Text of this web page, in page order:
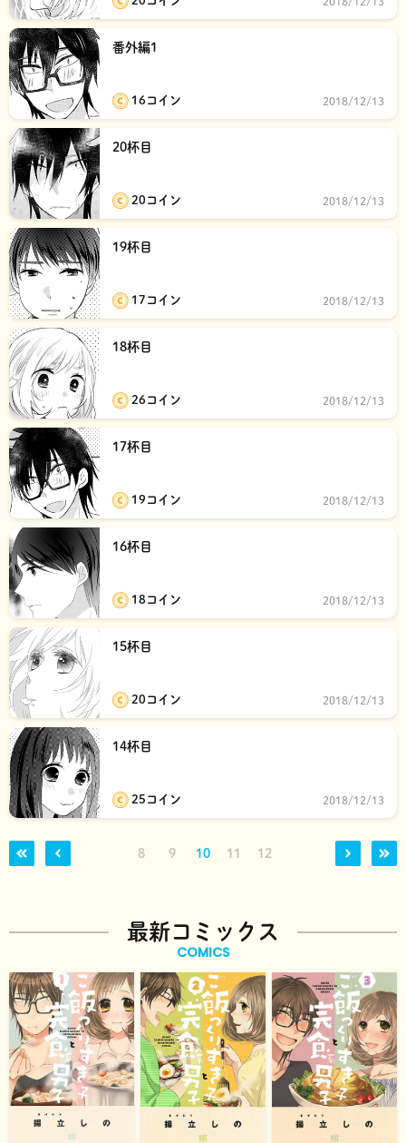
番外編1
16コイン 2018/12/13
20杯目
20コイン 2018/12/13
19杯目
17コイン 2018/12/13
18杯目
26コイン 2018/12/13
17杯目
19コイン 2018/12/13
16杯目
18コイン 2018/12/13
15杯目
20コイン 2018/12/13
14杯目
25コイン 2018/12/13
8 9 10 11 12
最新コミックス
COMICS